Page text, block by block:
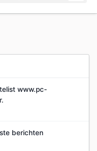
www.pc-
berichten